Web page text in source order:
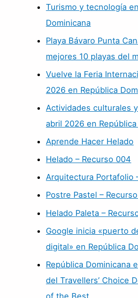
Turismo y tecnología
Dominicana
Playa Bávaro Punta
mejores 10 playas del
Vuelve la Feria
2026 en República
Actividades culturales
abril 2026 en
Aprende Hacer Helado
Helado – Recurso 004
Arquitectura Portafolio
Postre Pastel –
Helado Paleta –
Google inicia «puerto
digital» en República
República Dominicana
del Travellers’ Choice
of the Best